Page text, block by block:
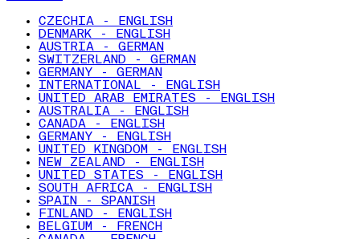
CZECHIA - ENGLISH
DENMARK - ENGLISH
AUSTRIA - GERMAN
SWITZERLAND - GERMAN
GERMANY - GERMAN
INTERNATIONAL - ENGLISH
UNITED ARAB EMIRATES - ENGLISH
AUSTRALIA - ENGLISH
CANADA - ENGLISH
GERMANY - ENGLISH
UNITED KINGDOM - ENGLISH
NEW ZEALAND - ENGLISH
UNITED STATES - ENGLISH
SOUTH AFRICA - ENGLISH
SPAIN - SPANISH
FINLAND - ENGLISH
BELGIUM - FRENCH